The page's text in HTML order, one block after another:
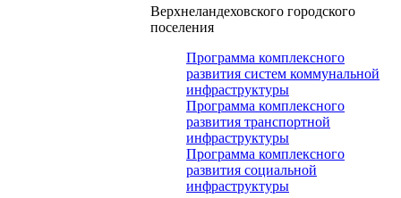
Верхнеландеховского городского
поселения
Программа комплексного
развития систем коммунальной
инфраструктуры
Программа комплексного
развития транспортной
инфраструктуры
Программа комплексного
развития социальной
инфраструктуры